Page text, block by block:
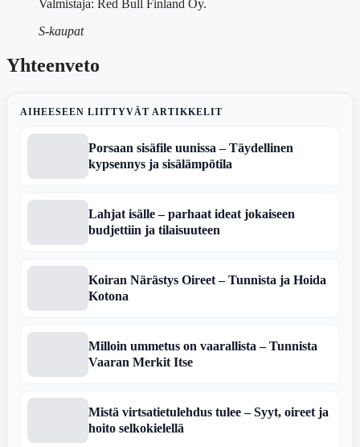
Valmistaja: Red Bull Finland Oy.
S-kaupat
Yhteenveto
AIHEESEEN LIITTYVÄT ARTIKKELIT
Porsaan sisäfile uunissa – Täydellinen
kypsennys ja sisälämpötila
Lahjat isälle – parhaat ideat jokaiseen
budjettiin ja tilaisuuteen
Koiran Närästys Oireet – Tunnista ja Hoida
Kotona
Milloin ummetus on vaarallista – Tunnista
Vaaran Merkit Itse
Mistä virtsatietulehdus tulee – Syyt, oireet ja
hoito selkokielellä